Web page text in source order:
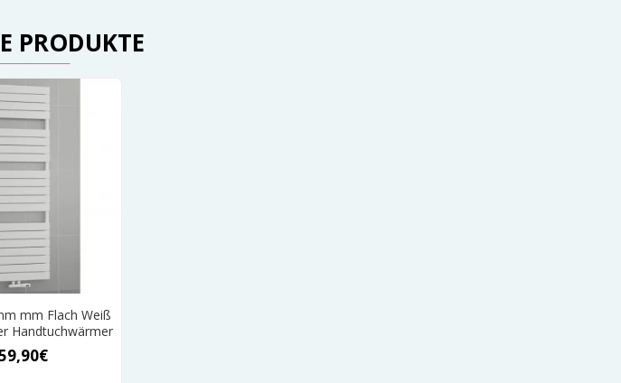
PRODUKTE
mm Flach Weiß
Handtuchwärmer